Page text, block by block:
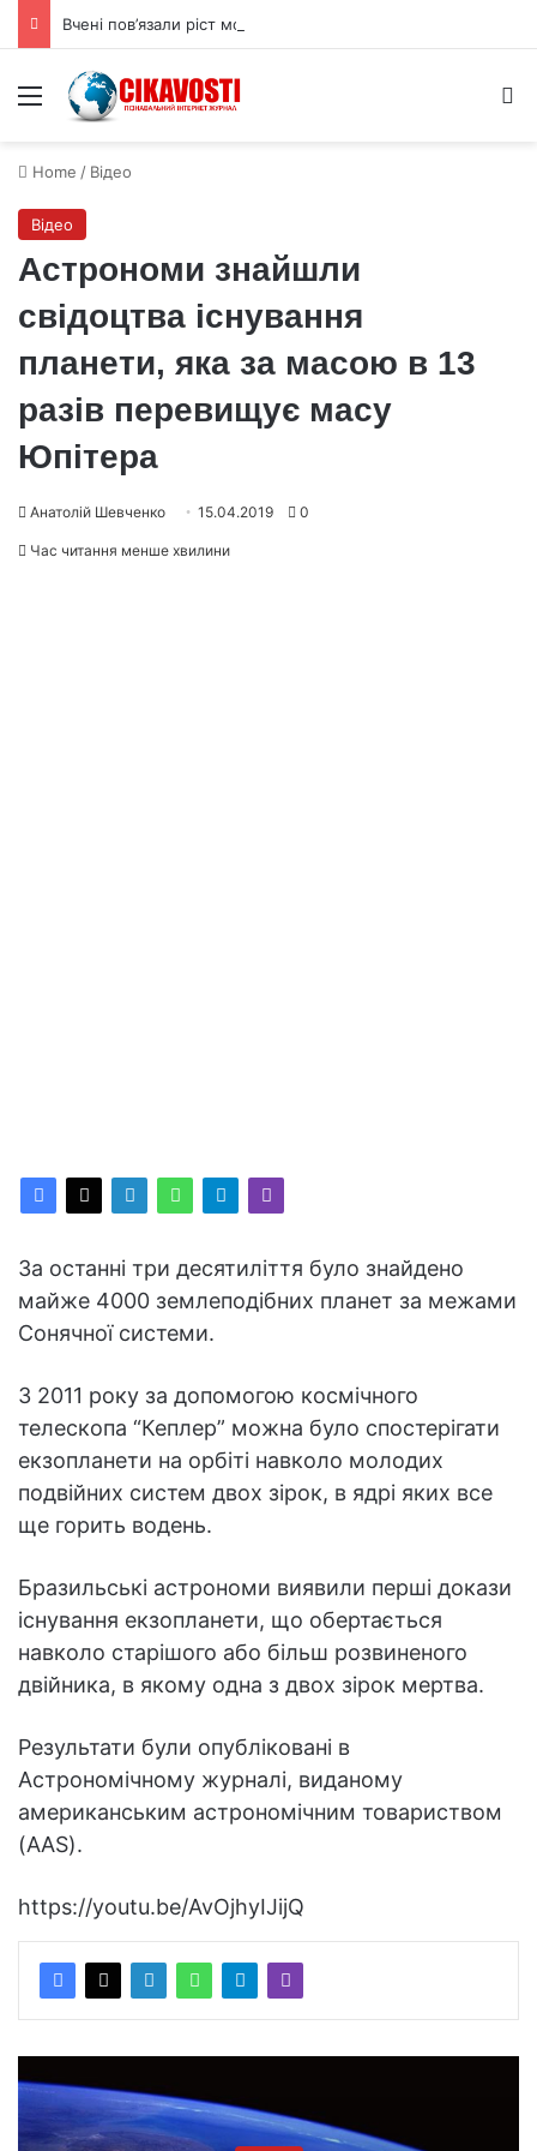
Вчені пов’язали ріст мозку людини з цукрами в раціоні
Menu
Home / Відео
Відео
Астрономи знайшли
свідоцтва існування
планети, яка за масою в 13
разів перевищує масу
Юпітера
Анатолій Шевченко 15.04.2019 0
Час читання менше хвилини
За останні три десятиліття було знайдено
майже 4000 землеподібних планет за межами
Сонячної системи.
З 2011 року за допомогою космічного
телескопа “Кеплер” можна було спостерігати
екзопланети на орбіті навколо молодих
подвійних систем двох зірок, в ядрі яких все
ще горить водень.
Бразильські астрономи виявили перші докази
існування екзопланети, що обертається
навколо старішого або більш розвиненого
двійника, в якому одна з двох зірок мертва.
Результати були опубліковані в
Астрономічному журналі, виданому
американським астрономічним товариством
(AAS).
https://youtu.be/AvOjhyIJijQ